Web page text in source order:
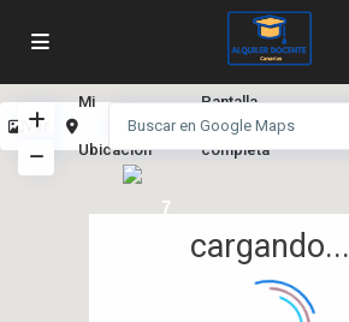
7
cargando...
Ver
Mi
Ubicación
Pantalla
completa